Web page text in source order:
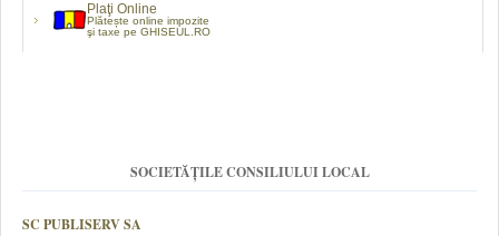
Plaţi Online
Plătește online impozite
şi taxe pe GHISEUL.RO
SOCIETĂȚILE CONSILIULUI LOCAL
SC PUBLISERV SA